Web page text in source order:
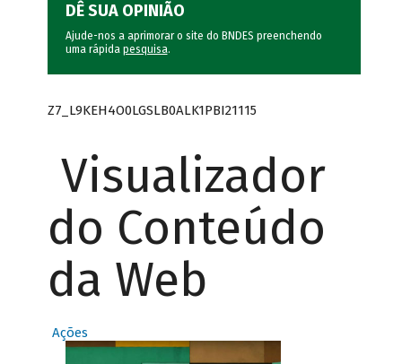
DÊ SUA OPINIÃO
Ajude-nos a aprimorar o site do BNDES preenchendo
uma rápida pesquisa.
Z7_L9KEH4O0LGSLB0ALK1PBI21115
Visualizador
do Conteúdo
da Web
Ações